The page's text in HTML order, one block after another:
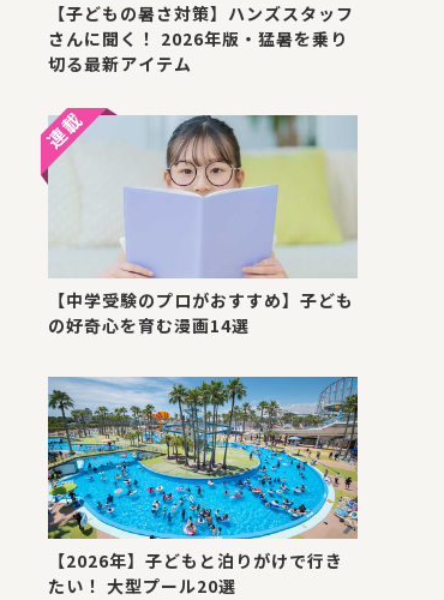
【子どもの暑さ対策】ハンズスタッフ
さんに聞く！ 2026年版・猛暑を乗り
切る最新アイテム
【中学受験のプロがおすすめ】子ども
の好奇心を育む漫画14選
【2026年】子どもと泊りがけで行き
たい！ 大型プール20選